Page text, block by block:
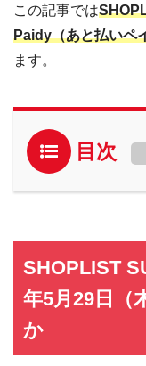
この記事では
Paidy（あと払いペ
ます。
目次
SHOPLIST
年5月29日（
か